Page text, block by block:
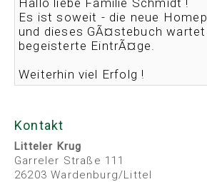
Es ist soweit - die neue
und dieses GÃ¤stebuch
begeisterte EintrÃ¤ge.
Weiterhin viel Erfolg !
Kontakt
Litteler Krug
Garreler Straße 111
26203 Wardenburg/Littel